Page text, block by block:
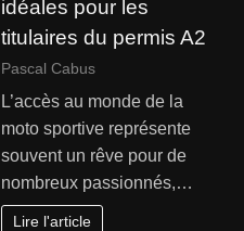
idéales pour les
titulaires du permis A2
Pascal Cabus
L’accès au monde de la
moto sportive représente
souvent un rêve pour de
nombreux passionnés,…
Lire l'article